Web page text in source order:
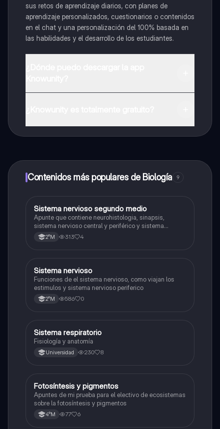
sus retos de aprendizaje diarios, con planes de
aprendizaje personalizados, cuestionarios o contenidos
en el chat y una personalización del 100% basada en
las habilidades y el desarrollo de los estudiantes.
a determinadas funciones.
Contenidos más populares de Biología 9
Biología
Sistema nervioso segundo medio
Apunte que contiene neurohistologia, sinapsis,
sistema nervioso central y periférico y sistema
endocrino
2°M 313 4
SBiología
Sistema nervioso
Funciones de el sistema nervioso, como viajan los
estimulos y sistema nervioso periferico
2°M 586 0
Biología
Sistema respiratorio
Fisiología y anatomía
Universidad 230 8
Biología
Fotosíntesis y pigmentos
Apuntes de mi prueba para el electivo de ecosistemas
sobre la fotosíntesis y pigmentos
4°M 77 6